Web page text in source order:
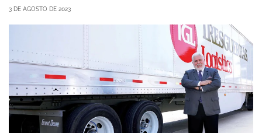
3 DE AGOSTO DE 2023